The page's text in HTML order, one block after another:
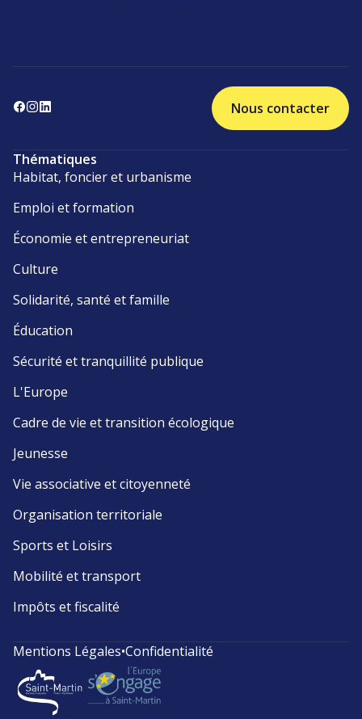
Nous contacter
Thématiques
Habitat, foncier et urbanisme
Emploi et formation
Économie et entrepreneuriat
Culture
Solidarité, santé et famille
Éducation
Sécurité et tranquillité publique
L'Europe
Cadre de vie et transition écologique
Jeunesse
Vie associative et citoyenneté
Organisation territoriale
Sports et Loisirs
Mobilité et transport
Impôts et fiscalité
Mentions Légales•Confidentialité